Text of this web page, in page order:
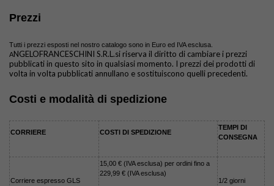
Prezzi
Tutti i prezzi esposti nel nostro catalogo sono in Euro ed IVA esclusa.
ANGELOFRANCESCHINI S.R.L.si riserva il diritto di cambiare i prezzi
pubblicati in questo sito in qualsiasi momento. I prezzi dei prodotti di
volta in volta pubblicati annullano e sostituiscono quelli precedenti.
Costi e modalità di spedizione
CORRIERE COSTI DI SPEDIZIONE
TEMPI DI
CONSEGNA
Corriere espresso GLS
15,00 € (IVA esclusa) per ordini fino a
229,99 € (IVA esclusa)
1/2 giorni